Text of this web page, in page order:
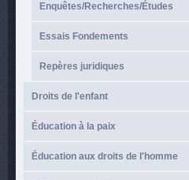
Enquêtes/Recherches/Études
Essais Fondements
Repères juridiques
Droits de l'enfant
Éducation à la paix
Éducation aux droits de l'homme